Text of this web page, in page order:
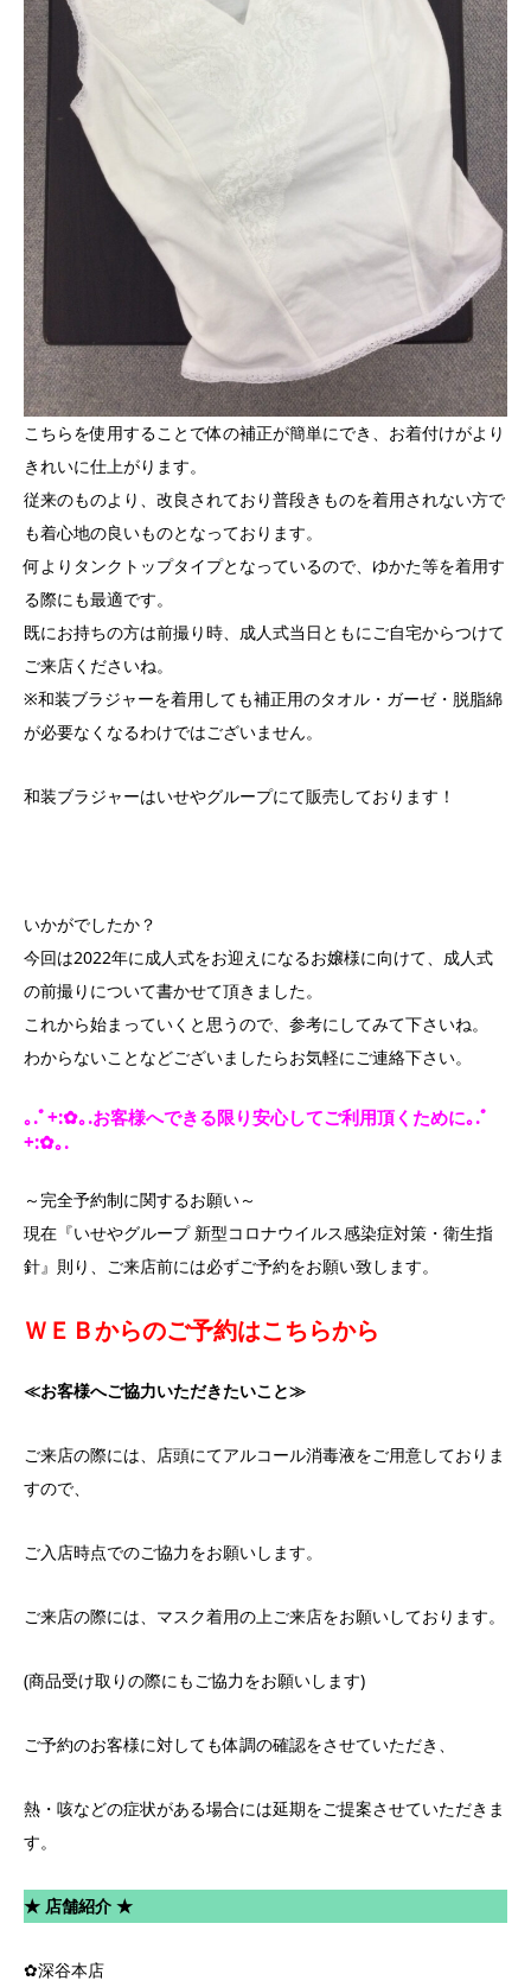
こちらを使用することで体の補正が簡単にでき、お着付けがより
きれいに仕上がります。
従来のものより、改良されており普段きものを着用されない方で
も着心地の良いものとなっております。
何よりタンクトップタイプとなっているので、ゆかた等を着用す
る際にも最適です。
既にお持ちの方は前撮り時、成人式当日ともにご自宅からつけて
ご来店くださいね。
※和装ブラジャーを着用しても補正用のタオル・ガーゼ・脱脂綿
が必要なくなるわけではございません。
和装ブラジャーはいせやグループにて販売しております！
いかがでしたか？
今回は2022年に成人式をお迎えになるお嬢様に向けて、成人式
の前撮りについて書かせて頂きました。
これから始まっていくと思うので、参考にしてみて下さいね。
わからないことなどございましたらお気軽にご連絡下さい。
｡.ﾟ+:✿｡.お客様へできる限り安心してご利用頂くために｡.ﾟ
+:✿｡.
～完全予約制に関するお願い～
現在『いせやグループ 新型コロナウイルス感染症対策・衛生指
針』則り、ご来店前には必ずご予約をお願い致します。
ＷＥＢからのご予約はこちらから
≪お客様へご協力いただきたいこと≫
ご来店の際には、店頭にてアルコール消毒液をご用意しておりま
すので、
ご入店時点でのご協力をお願いします。
ご来店の際には、マスク着用の上ご来店をお願いしております。
(商品受け取りの際にもご協力をお願いします)
ご予約のお客様に対しても体調の確認をさせていただき、
熱・咳などの症状がある場合には延期をご提案させていただきま
す。
★ 店舗紹介 ★
✿深谷本店